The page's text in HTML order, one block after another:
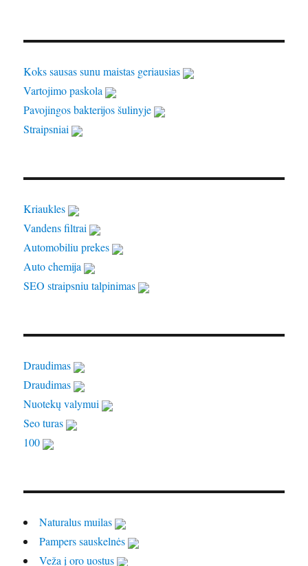
Koks sausas sunu maistas geriausias
Vartojimo paskola
Pavojingos bakterijos šulinyje
Straipsniai
Kriaukles
Vandens filtrai
Automobiliu prekes
Auto chemija
SEO straipsniu talpinimas
Draudimas
Draudimas
Nuotekų valymui
Seo turas
100
Naturalus muilas
Pampers sauskelnės
Veža į oro uostus